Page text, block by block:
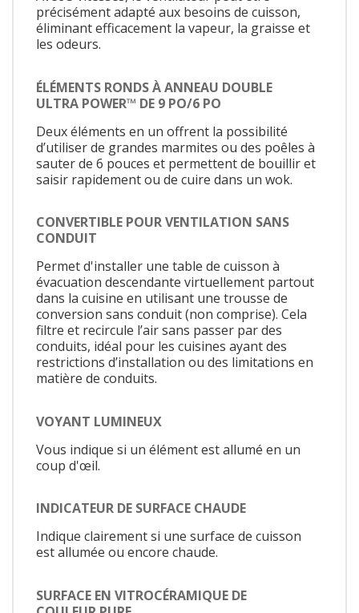
précisément adapté aux besoins de cuisson,
éliminant efficacement la vapeur, la graisse et
les odeurs.
ÉLÉMENTS RONDS À ANNEAU DOUBLE
ULTRA POWER™ DE 9 PO/6 PO
Deux éléments en un offrent la possibilité
d’utiliser de grandes marmites ou des poêles à
sauter de 6 pouces et permettent de bouillir et
saisir rapidement ou de cuire dans un wok.
CONVERTIBLE POUR VENTILATION SANS
CONDUIT
Permet d'installer une table de cuisson à
évacuation descendante virtuellement partout
dans la cuisine en utilisant une trousse de
conversion sans conduit (non comprise). Cela
filtre et recircule l’air sans passer par des
conduits, idéal pour les cuisines ayant des
restrictions d’installation ou des limitations en
matière de conduits.
VOYANT LUMINEUX
Vous indique si un élément est allumé en un
coup d'œil.
INDICATEUR DE SURFACE CHAUDE
Indique clairement si une surface de cuisson
est allumée ou encore chaude.
SURFACE EN VITROCÉRAMIQUE DE